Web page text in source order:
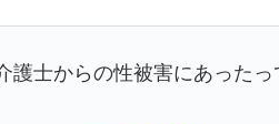
護士からの性被害にあった